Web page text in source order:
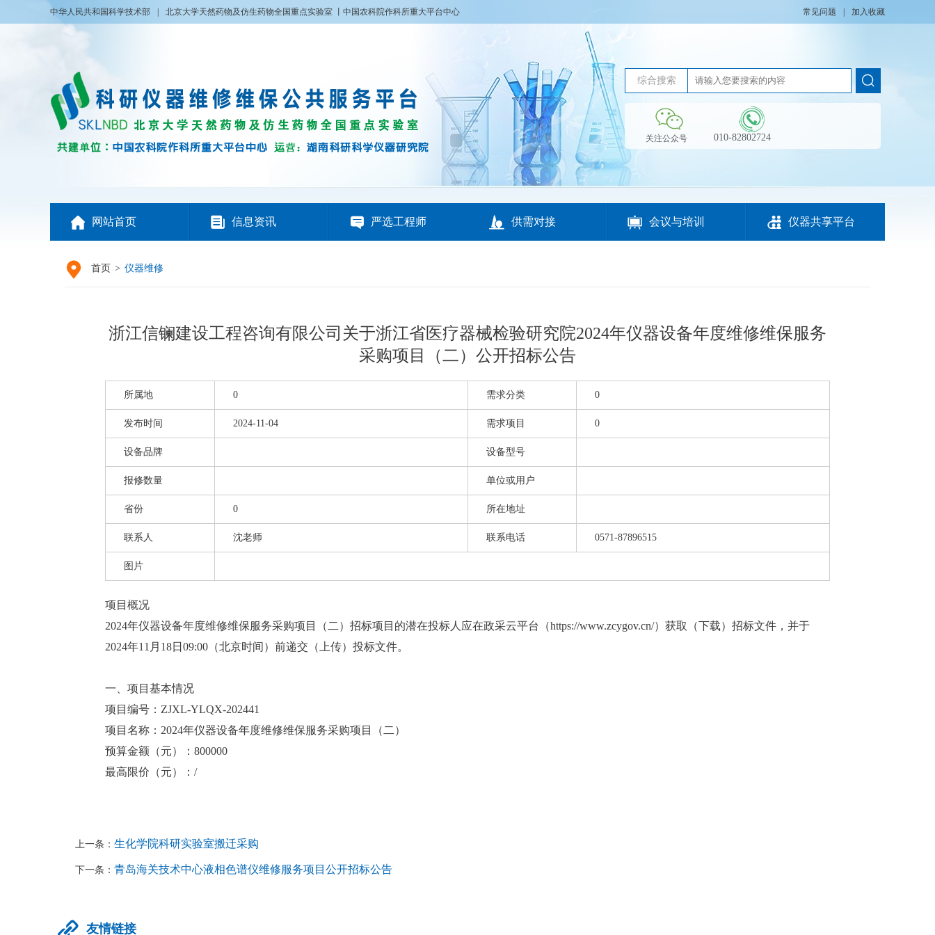
中华人民共和国科学技术部 北京大学天然药物及仿生药物全国重点实验室 中国农科院作科所重大平台中心 常见问题 加入收藏
综合搜索
关注公众号 010-82802724
 网站首页  信息资讯  严选工程师  供需对接  会议与培训  仪器共享平台
 首页 > 仪器维修
浙江信镧建设工程咨询有限公司关于浙江省医疗器械检验研究院2024年仪器设备年度维修维保服务
采购项目（二）公开招标公告
所属地 0 需求分类 0
发布时间 2024-11-04 需求项目 0
设备品牌 设备型号
报修数量 单位或用户
省份 0 所在地址
联系人 沈老师 联系电话 0571-87896515
图片
项目概况
2024年仪器设备年度维修维保服务采购项目（二）招标项目的潜在投标人应在政采云平台（https://www.zcygov.cn/）获取（下载）招标文件，并于
2024年11月18日09:00（北京时间）前递交（上传）投标文件。
一、项目基本情况
项目编号：ZJXL-YLQX-202441
项目名称：2024年仪器设备年度维修维保服务采购项目（二）
预算金额（元）：800000
最高限价（元）：/
上一条： 生化学院科研实验室搬迁采购
下一条： 青岛海关技术中心液相色谱仪维修服务项目公开招标公告
 友情链接